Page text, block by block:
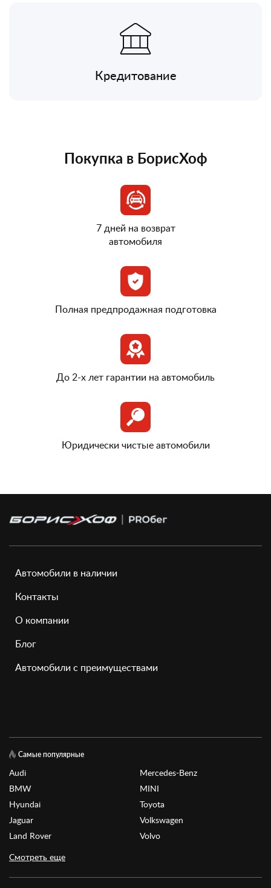
Кредитование
Покупка в БорисХоф
7 дней на возврат
автомобиля
Полная предпродажная подготовка
До 2-х лет гарантии на автомобиль
Юридически чистые автомобили
Автомобили в наличии
Контакты
О компании
Блог
Автомобили с преимуществами
Самые популярные
Audi
BMW
Hyundai
Jaguar
Land Rover
Mercedes-Benz
MINI
Toyota
Volkswagen
Volvo
Смотреть еще